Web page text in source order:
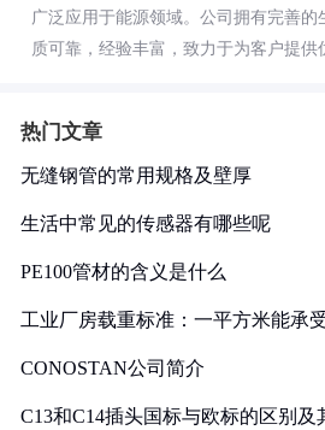
广泛应用于能源领域。公司拥有完善的
质可靠，经验丰富，致力于为客户提供
热门文章
无缝钢管的常用规格及壁厚
生活中常见的传感器有哪些呢
PE100管材的含义是什么
工业厂房载重标准：一平方米能承
CONOSTAN公司简介
C13和C14插头国标与欧标的区别及